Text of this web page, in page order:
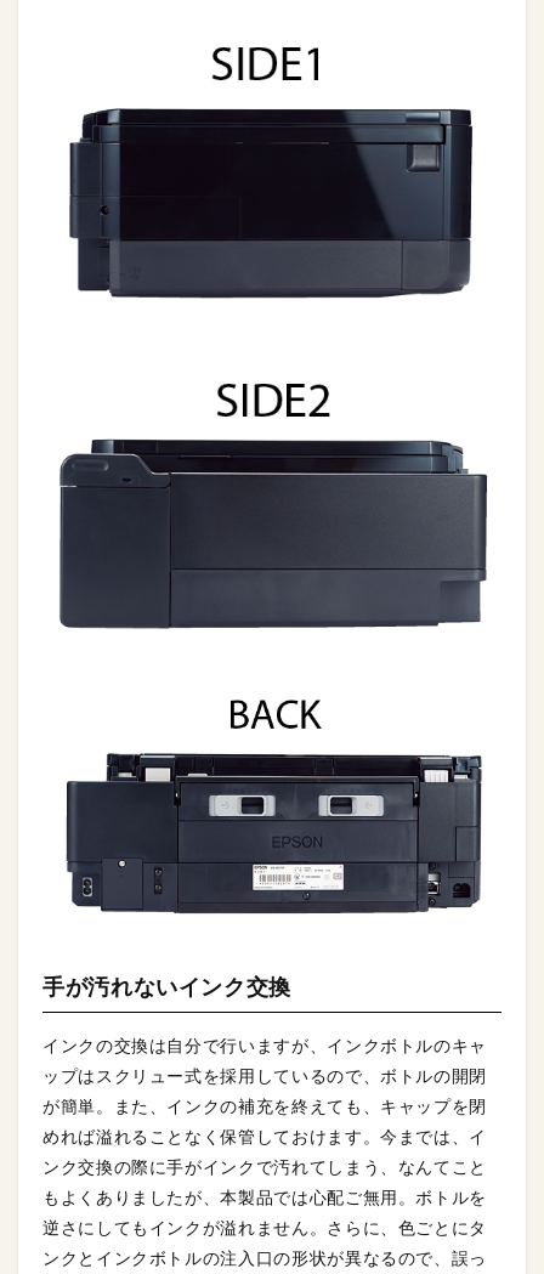
手が汚れないインク交換
インクの交換は自分で行いますが、インクボトルのキャ
ップはスクリュー式を採用しているので、ボトルの開閉
が簡単。また、インクの補充を終えても、キャップを閉
めれば溢れることなく保管しておけます。今までは、イ
ンク交換の際に手がインクで汚れてしまう、なんてこと
もよくありましたが、本製品では心配ご無用。ボトルを
逆さにしてもインクが溢れません。さらに、色ごとにタ
ンクとインクボトルの注入口の形状が異なるので、誤っ